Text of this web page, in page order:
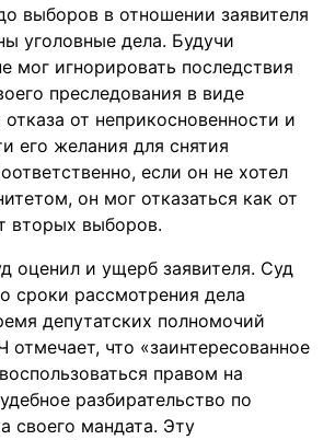
выборов в отношении заявителя
уголовные дела. Будучи
мог игнорировать последствия
преследования в виде
от неприкосновенности и
его желания для снятия
если он не хотел
он мог отказаться как от
вторых выборов.
оценил и ущерб заявителя. Суд
сроки рассмотрения дела
депутатских полномочий
отмечает, что «заинтересованное
правом на
разбирательство по
своего мандата. Эту